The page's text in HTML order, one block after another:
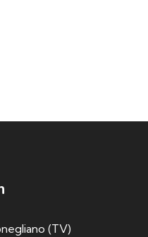
(TV)